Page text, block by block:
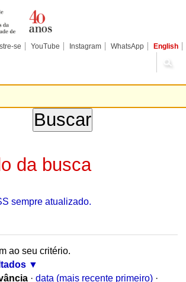
se YouTube Instagram WhatsApp English
da busca
sempre atualizado.
ao seu critério.
· data (mais recente primeiro) ·